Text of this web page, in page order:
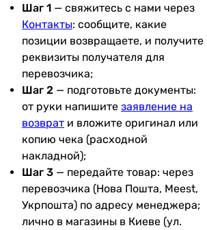
Шаг 1 — свяжитесь с нами через
Контакты: сообщите, какие
позиции возвращаете, и получите
реквизиты получателя для
перевозчика;
Шаг 2 — подготовьте документы:
от руки напишите заявление на
возврат и вложите оригинал или
копию чека (расходной
накладной);
Шаг 3 — передайте товар: через
перевозчика (Нова Пошта, Meest,
Укрпошта) по адресу менеджера;
лично в магазины в Киеве (ул.